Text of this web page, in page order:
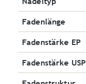
Fadenlänge
Fadenstärke EP
Fadenstärke USP